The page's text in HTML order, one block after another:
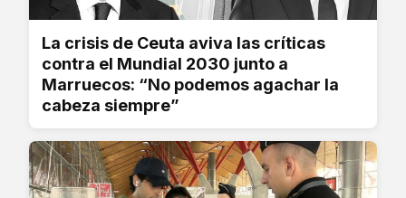
La crisis de Ceuta aviva las críticas
contra el Mundial 2030 junto a
Marruecos: “No podemos agachar la
cabeza siempre”